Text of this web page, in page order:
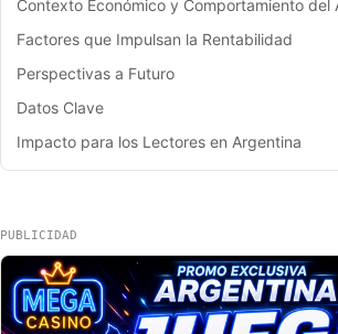
Contexto Económico y Comportamiento del
Factores que Impulsan la Rentabilidad
Perspectivas a Futuro
Datos Clave
Impacto para los Lectores en Argentina
PUBLICIDAD